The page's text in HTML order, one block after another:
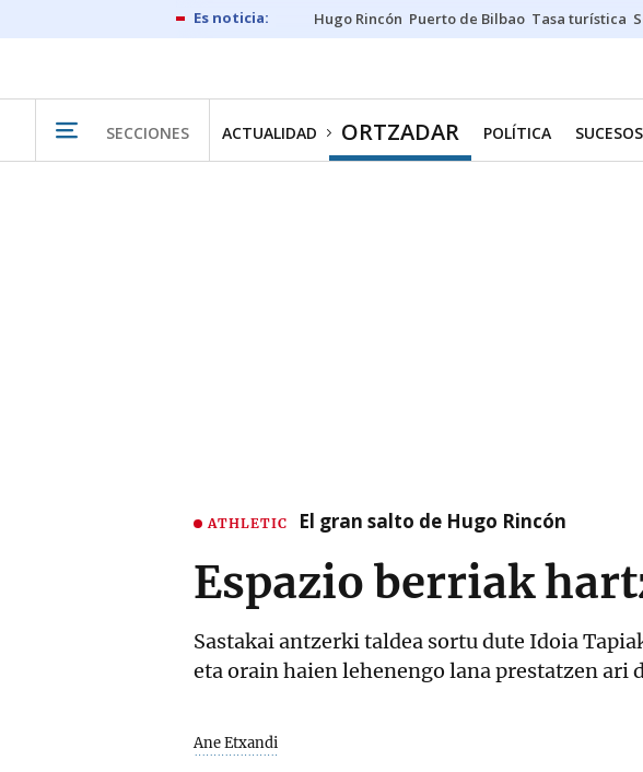
Hugo Rincón Puerto de Bilbao Tasa turística
SECCIONES ACTUALIDAD ORTZADAR POLÍTICA SUCESOS
ATHLETIC El gran salto de Hugo Rincón
Espazio berriak
Sastakai antzerki taldea sortu dute Idoia
eta orain haien lehenengo lana prestatzen ari
Ane Etxandi